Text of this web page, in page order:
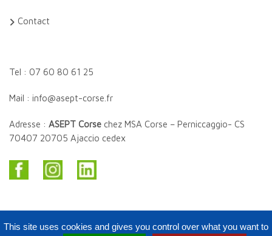
Contact
Tel : 07 60 80 61 25
Mail : info@asept-corse.fr
Adresse : ASEPT Corse chez MSA Corse – Perniccaggio- CS
70407 20705 Ajaccio cedex
This site uses cookies and gives you control over what you want to